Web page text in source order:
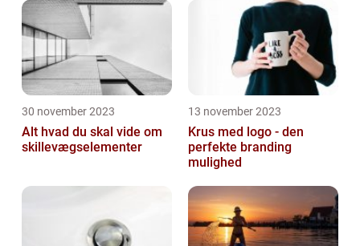
30 november 2023
Alt hvad du skal vide om
skillevægselementer
13 november 2023
Krus med logo - den
perfekte branding
mulighed